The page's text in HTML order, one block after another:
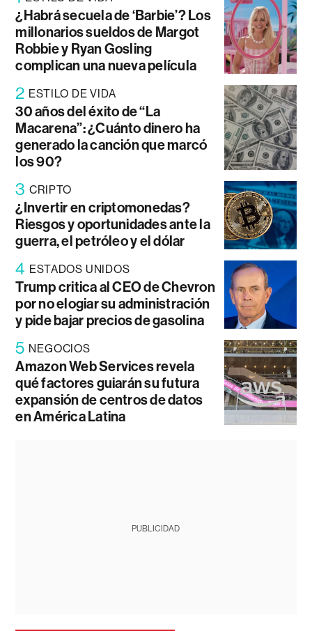
¿Habrá secuela de ‘Barbie’? Los
millonarios sueldos de Margot
Robbie y Ryan Gosling
complican una nueva película
2 ESTILO DE VIDA
30 años del éxito de “La
Macarena”: ¿Cuánto dinero ha
generado la canción que marcó
los 90?
3 CRIPTO
¿Invertir en criptomonedas?
Riesgos y oportunidades ante la
guerra, el petróleo y el dólar
4 ESTADOS UNIDOS
Trump critica al CEO de Chevron
por no elogiar su administración
y pide bajar precios de gasolina
5 NEGOCIOS
Amazon Web Services revela
qué factores guiarán su futura
expansión de centros de datos
en América Latina
PUBLICIDAD